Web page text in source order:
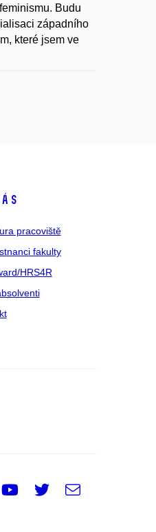
Budu
západního
které jsem ve
pracoviště
fakulty
HRS4R
Youtube
Twitter
e-